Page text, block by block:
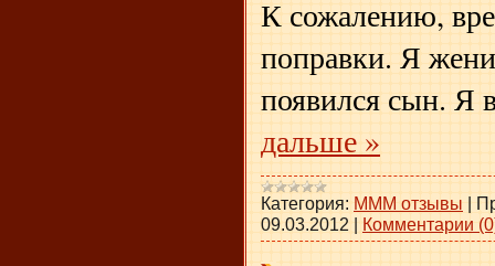
К сожалению,
поправки. Я
появился сын. Я
дальше »
Категория: МММ отзывы |
09.03.2012 | Комментарии